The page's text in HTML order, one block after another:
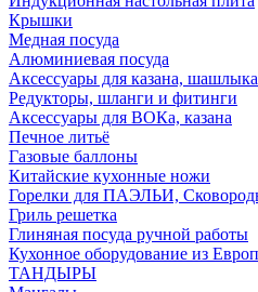
Крышки
Медная посуда
Алюминиевая посуда
Аксессуары для казана,
Редукторы, шланги и фитинги
Аксессуары для ВОКа, казана
Печное литьё
Газовые баллоны
Китайские кухонные ножи
Горелки для ПАЭЛЬИ,
Гриль решетка
Глиняная посуда ручной работы
Кухонное оборудование из
ТАНДЫРЫ